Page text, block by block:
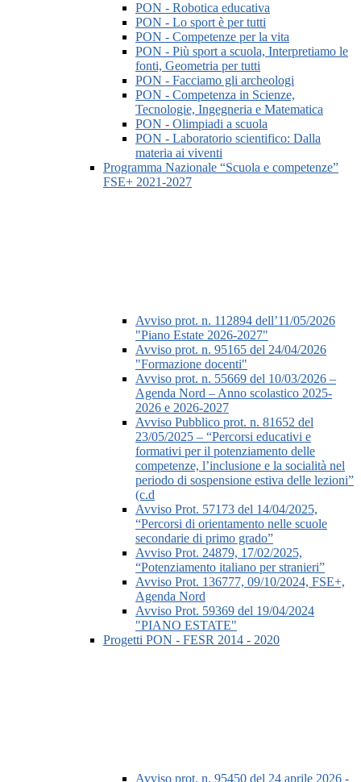
PON - Robotica educativa
PON - Lo sport è per tutti
PON - Competenze per la vita
PON - Più sport a scuola, Interpretiamo le
fonti, Geometria per tutti
PON - Facciamo gli archeologi
PON - Competenza in Scienze,
Tecnologie, Ingegneria e Matematica
PON - Olimpiadi a scuola
PON - Laboratorio scientifico: Dalla
materia ai viventi
Programma Nazionale “Scuola e competenze”
FSE+ 2021-2027
Avviso prot. n. 112894 dell’11/05/2026
"Piano Estate 2026-2027"
Avviso prot. n. 95165 del 24/04/2026
"Formazione docenti"
Avviso prot. n. 55669 del 10/03/2026 –
Agenda Nord – Anno scolastico 2025-
2026 e 2026-2027
Avviso Pubblico prot. n. 81652 del
23/05/2025 – “Percorsi educativi e
formativi per il potenziamento delle
competenze, l’inclusione e la socialità nel
periodo di sospensione estiva delle lezioni”
(c.d
Avviso Prot. 57173 del 14/04/2025,
“Percorsi di orientamento nelle scuole
secondarie di primo grado”
Avviso Prot. 24879, 17/02/2025,
“Potenziamento italiano per stranieri”
Avviso Prot. 136777, 09/10/2024, FSE+,
Agenda Nord
Avviso Prot. 59369 del 19/04/2024
"PIANO ESTATE"
Progetti PON - FESR 2014 - 2020
Avviso prot. n. 95450 del 24 aprile 2026 -